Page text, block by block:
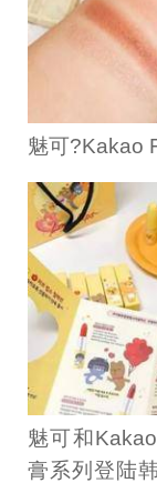
魅可?Kakao
魅可和
膏系列登陆